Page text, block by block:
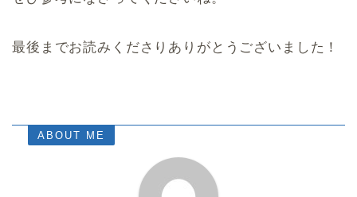
最後までお読みくださりありがとうございました！
ABOUT ME